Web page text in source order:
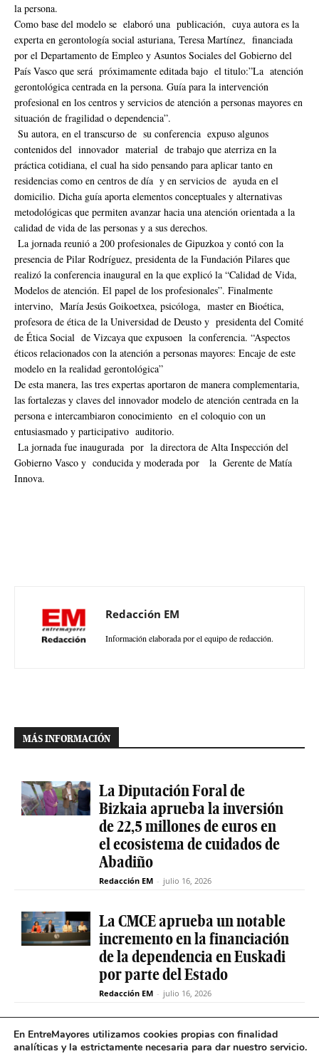
la persona.
Como base del modelo se elaboró una publicación, cuya autora es la
experta en gerontología social asturiana, Teresa Martínez, financiada
por el Departamento de Empleo y Asuntos Sociales del Gobierno del
País Vasco que será próximamente editada bajo el titulo:”La atención
gerontológica centrada en la persona. Guía para la intervención
profesional en los centros y servicios de atención a personas mayores en
situación de fragilidad o dependencia”.
Su autora, en el transcurso de su conferencia expuso algunos
contenidos del innovador material de trabajo que aterriza en la
práctica cotidiana, el cual ha sido pensando para aplicar tanto en
residencias como en centros de día y en servicios de ayuda en el
domicilio. Dicha guía aporta elementos conceptuales y alternativas
metodológicas que permiten avanzar hacia una atención orientada a la
calidad de vida de las personas y a sus derechos.
La jornada reunió a 200 profesionales de Gipuzkoa y contó con la
presencia de Pilar Rodríguez, presidenta de la Fundación Pilares que
realizó la conferencia inaugural en la que explicó la “Calidad de Vida,
Modelos de atención. El papel de los profesionales”. Finalmente
intervino, María Jesús Goikoetxea, psicóloga, master en Bioética,
profesora de ética de la Universidad de Deusto y presidenta del Comité
de Ética Social de Vizcaya que expusoen la conferencia. “Aspectos
éticos relacionados con la atención a personas mayores: Encaje de este
modelo en la realidad gerontológica”
De esta manera, las tres expertas aportaron de manera complementaria,
las fortalezas y claves del innovador modelo de atención centrada en la
persona e intercambiaron conocimiento en el coloquio con un
entusiasmado y participativo auditorio.
La jornada fue inaugurada por la directora de Alta Inspección del
Gobierno Vasco y conducida y moderada por la Gerente de Matía
Innova.
Redacción EM
Información elaborada por el equipo de redacción.
MÁS INFORMACIÓN
La Diputación Foral de
Bizkaia aprueba la inversión
de 22,5 millones de euros en
el ecosistema de cuidados de
Abadiño
Redacción EM - julio 16, 2026
La CMCE aprueba un notable
incremento en la financiación
de la dependencia en Euskadi
por parte del Estado
Redacción EM - julio 16, 2026
El servicio de teleasistencia
En EntreMayores utilizamos cookies propias con finalidad
analíticas y la estrictamente necesaria para dar nuestro servicio.